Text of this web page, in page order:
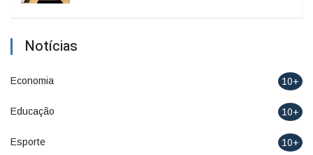
Notícias
Economia 10+
Educação 10+
Esporte 10+